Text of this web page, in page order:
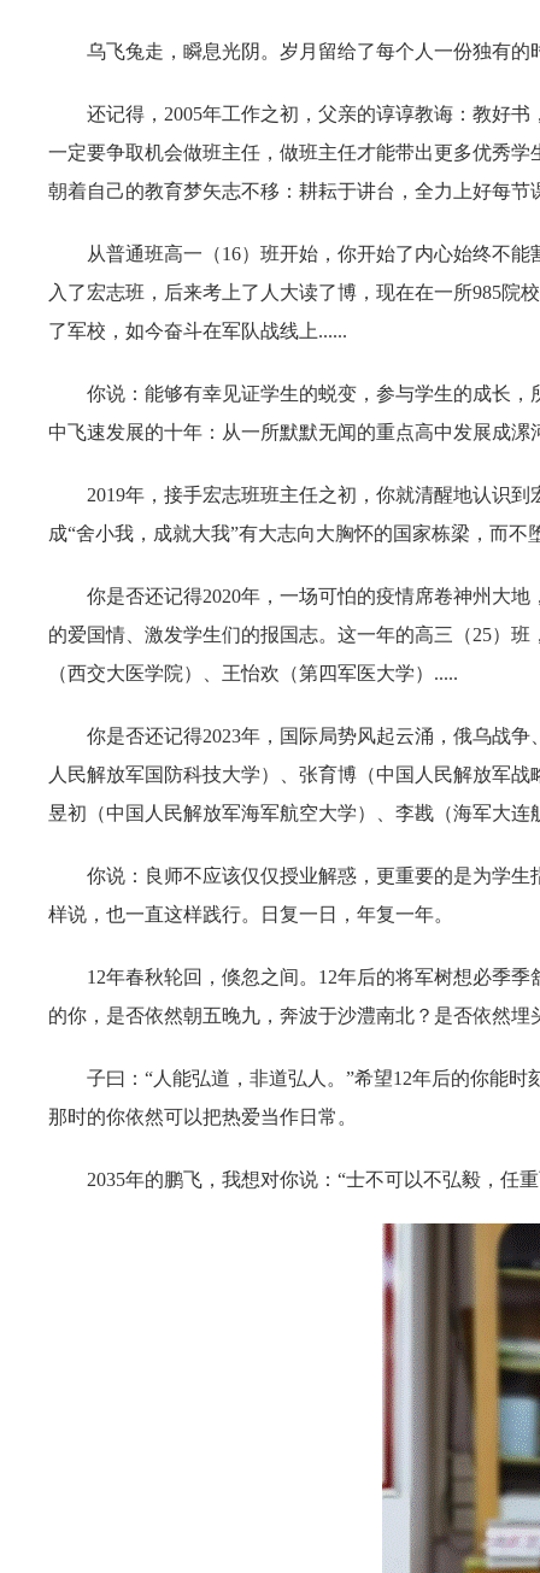
乌飞兔走，瞬息光阴。岁月留给了每个人一份独有
还记得，2005年工作之初，父亲的谆谆教诲：教好
一定要争取机会做班主任，做班主任才能带出更多优秀
朝着自己的教育梦矢志不移：耕耘于讲台，全力上好每
从普通班高一（16）班开始，你开始了内心始终不
入了宏志班，后来考上了人大读了博，现在在一所985院
了军校，如今奋斗在军队战线上......
你说：能够有幸见证学生的蜕变，参与学生的成长
中飞速发展的十年：从一所默默无闻的重点高中发展成
2019年，接手宏志班班主任之初，你就清醒地认识
成“舍小我，成就大我”有大志向大胸怀的国家栋梁，而
你是否还记得2020年，一场可怕的疫情席卷神州大
的爱国情、激发学生们的报国志。这一年的高三（25）
（西交大医学院）、王怡欢（第四军医大学）.....
你是否还记得2023年，国际局势风起云涌，俄乌战
人民解放军国防科技大学）、张育博（中国人民解放军
昱初（中国人民解放军海军航空大学）、李戡（海军大连
你说：良师不应该仅仅授业解惑，更重要的是为学
样说，也一直这样践行。日复一日，年复一年。
12年春秋轮回，倏忽之间。12年后的将军树想必季
的你，是否依然朝五晚九，奔波于沙澧南北？是否依然
子曰：“人能弘道，非道弘人。”希望12年后的你能
那时的你依然可以把热爱当作日常。
2035年的鹏飞，我想对你说：“士不可以不弘毅，任